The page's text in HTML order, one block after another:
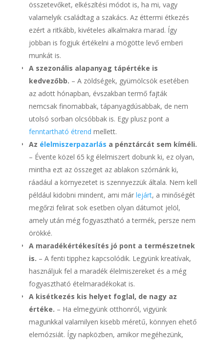
összetevőket, elkészítési módot is, ha mi, vagy
valamelyik családtag a szakács. Az éttermi étkezés
ezért a ritkább, kivételes alkalmakra marad. Így
jobban is fogjuk értékelni a mögötte levő emberi
munkát is.
A szezonális alapanyag tápértéke is
kedvezőbb. – A zöldségek, gyümölcsök esetében
az adott hónapban, évszakban termő fajták
nemcsak finomabbak, tápanyagdúsabbak, de nem
utolsó sorban olcsóbbak is. Egy plusz pont a
fenntartható étrend mellett.
Az élelmiszerpazarlás a pénztárcát sem kíméli.
– Évente közel 65 kg élelmiszert dobunk ki, ez olyan,
mintha ezt az összeget az ablakon szórnánk ki,
ráadául a környezetet is szennyezzük általa. Nem kell
például kidobni mindent, ami már lejárt, a minőségét
megőrzi felirat sok esetben olyan dátumot jelöl,
amely után még fogyasztható a termék, persze nem
örökké.
A maradékértékesítés jó pont a természetnek
is. – A fenti tipphez kapcsolódik. Legyünk kreatívak,
használjuk fel a maradék élelmiszereket és a még
fogyasztható ételmaradékokat is.
A kisétkezés kis helyet foglal, de nagy az
értéke. – Ha elmegyünk otthonról, vigyünk
magunkkal valamilyen kisebb méretű, könnyen ehető
elemózsiát. Így napközben, amikor megéhezünk,